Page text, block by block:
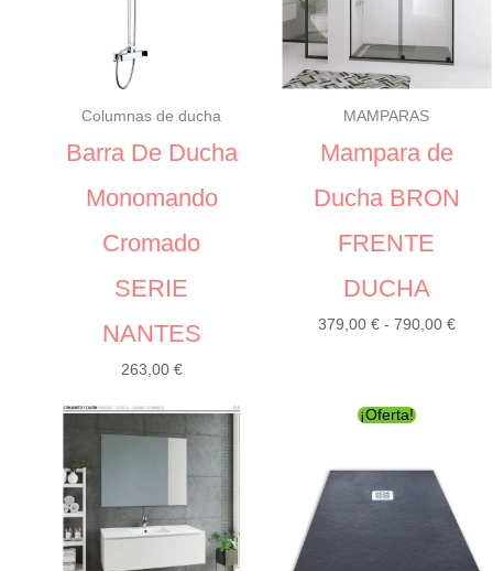
Columnas de ducha
Barra De Ducha
Monomando
Cromado
SERIE
NANTES
263,00 €
MAMPARAS
Mampara de
Ducha BRON
FRENTE
DUCHA
379,00 € - 790,00 €
¡Oferta!